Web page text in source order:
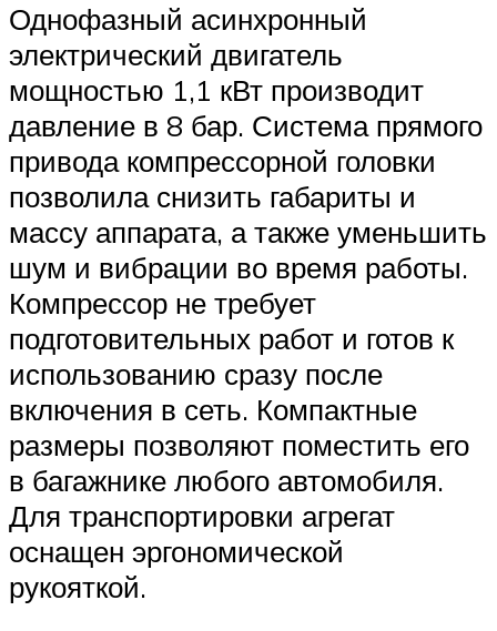
Однофазный асинхронный
электрический двигатель
мощностью 1,1 кВт производит
давление в 8 бар. Система прямого
привода компрессорной головки
позволила снизить габариты и
массу аппарата, а также уменьшить
шум и вибрации во время работы.
Компрессор не требует
подготовительных работ и готов к
использованию сразу после
включения в сеть. Компактные
размеры позволяют поместить его
в багажнике любого автомобиля.
Для транспортировки агрегат
оснащен эргономической
рукояткой.